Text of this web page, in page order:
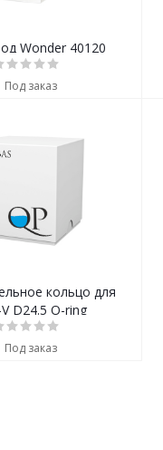
Wonder 40120
Под заказ
кольцо для
D24.5 O-ring
Под заказ